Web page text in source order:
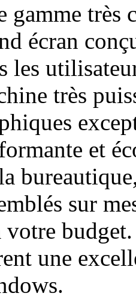
gamme très
écran
les
très
et
sur
votre
une